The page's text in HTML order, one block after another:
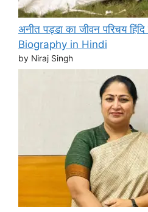
अनीत पड्डा का जीवन परिचय
Biography in Hindi
by Niraj Singh